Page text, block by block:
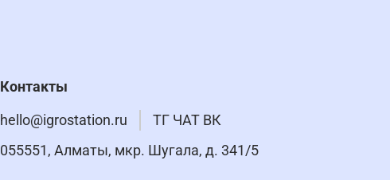
Контакты
hello@igrostation.ru
ТГ ЧАТ ВК
055551, Алматы, мкр. Шугала, д. 341/5